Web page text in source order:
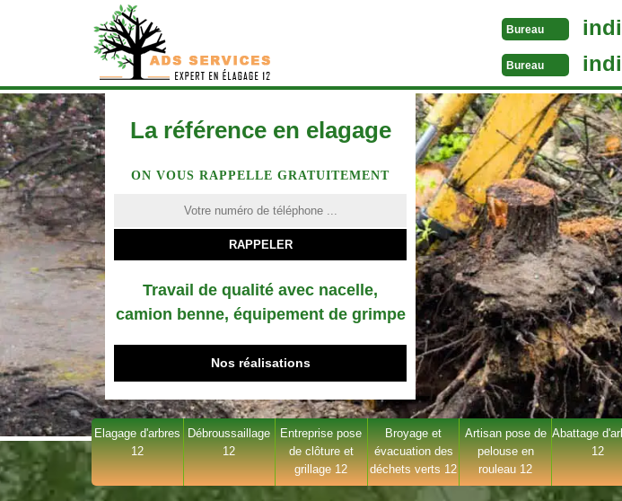
Bureau
Bureau
La référence en elagage
ON VOUS RAPPELLE GRATUITEMENT
Travail de qualité avec nacelle,
camion benne, équipement de grimpe
Nos réalisations
Elagage d'arbres
12
Débroussaillage
12
Entreprise pose
de clôture et
grillage 12
Broyage et
évacuation des
déchets verts 12
Artisan pose de
pelouse en
rouleau 12
Abattage
12